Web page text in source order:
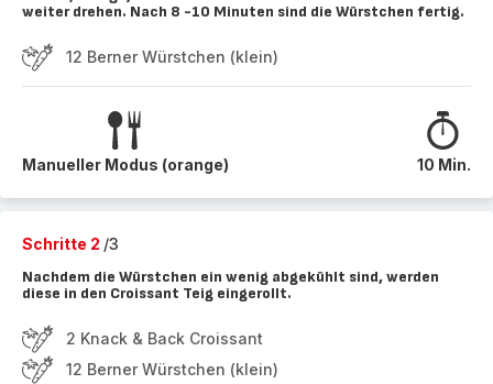
weiter drehen. Nach 8 -10 Minuten sind die Würstchen fertig.
12 Berner Würstchen (klein)
Manueller Modus (orange) 10 Min.
Schritte 2 /3
Nachdem die Würstchen ein wenig abgekühlt sind, werden
diese in den Croissant Teig eingerollt.
2 Knack & Back Croissant
12 Berner Würstchen (klein)